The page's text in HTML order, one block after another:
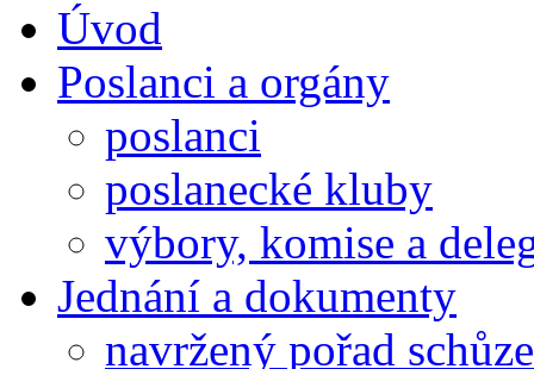
Úvod
Poslanci a orgány
poslanci
poslanecké kluby
výbory, komise a
Jednání a dokumenty
navržený pořad schůze